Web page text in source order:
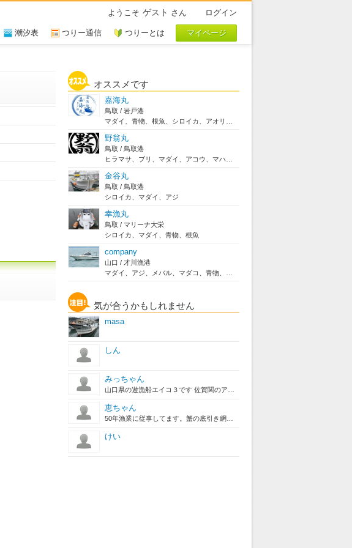
ようこそ ゲスト さん ログイン
つりーとは
つりー通信
潮汐表
オススメです
嘉海丸
鳥取 / 岩戸港
野翁丸
鳥取 / 鳥取港
金谷丸
鳥取 / 鳥取港
シロイカ、マダイ、アジ
幸漁丸
鳥取 / マリーナ大栄
シロイカ、マダイ、青物、根魚
company
山口 / 才川漁港
気が合うかもしれません
masa
しん
みっちゃん
恵ちゃん
けい